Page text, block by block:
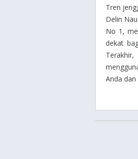
Tren
Delin
No 1,
dekat
Anda